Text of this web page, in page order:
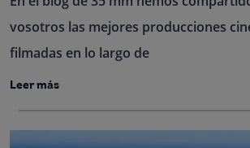
vosotros las mejores producciones
filmadas en lo largo de
Leer más